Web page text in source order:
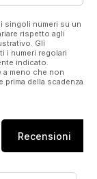
most ambitious
designed to
of subject
singoli numeri su un
rispetto agli
Gli
i numeri regolari
indicato.
a meno che non
prima della scadenza
Recensioni